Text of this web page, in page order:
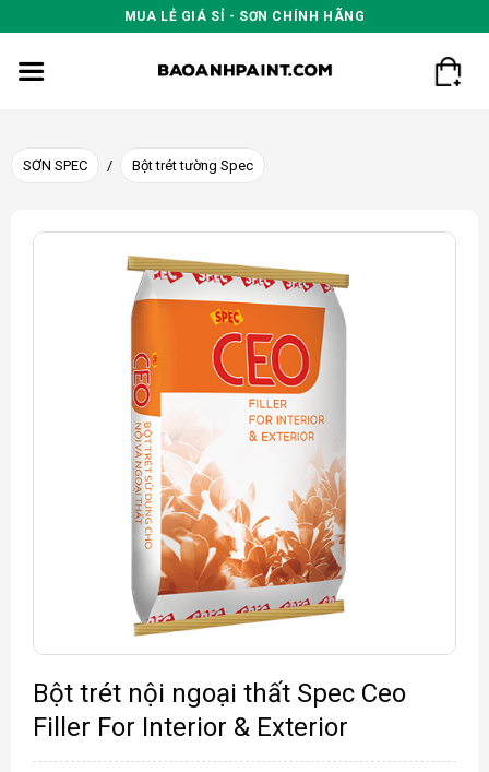
to
content
MUA LẺ GIÁ SỈ - SƠN CHÍNH HÃNG
SƠN SPEC / Bột trét tường Spec
Bột trét nội ngoại thất Spec Ceo
Filler For Interior & Exterior